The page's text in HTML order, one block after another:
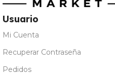
Usuario
Mi Cuenta
Recuperar Contraseña
Pedidos